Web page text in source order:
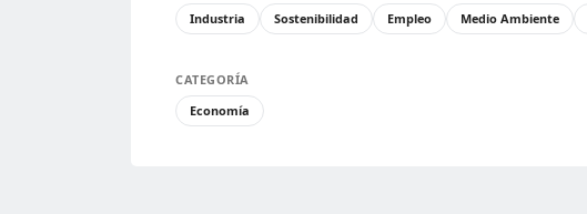
Industria
Sostenibilidad Empleo Medio Ambiente
CATEGORÍA
Economía